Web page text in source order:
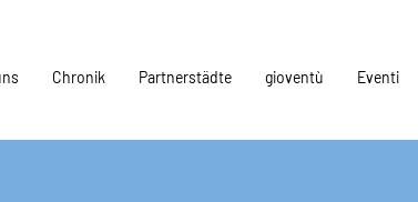
Chronik Partnerstädte gioventù Eventi